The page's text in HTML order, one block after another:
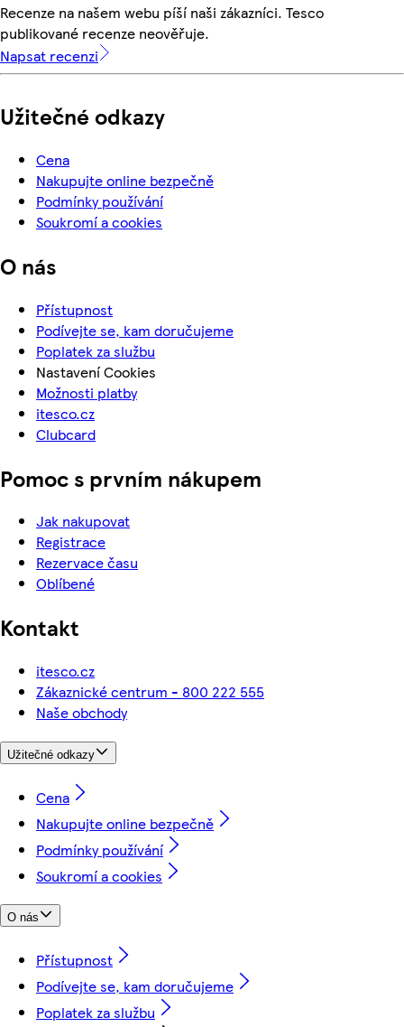
Recenze na našem webu píší naši zákazníci. Tesco
publikované recenze neověřuje.
Napsat recenzi
Užitečné odkazy
Cena
Nakupujte online bezpečně
Podmínky používání
Soukromí a cookies
O nás
Přístupnost
Podívejte se, kam doručujeme
Poplatek za službu
Nastavení Cookies
Možnosti platby
itesco.cz
Clubcard
Pomoc s prvním nákupem
Jak nakupovat
Registrace
Rezervace času
Oblíbené
Kontakt
itesco.cz
Zákaznické centrum - 800 222 555
Naše obchody
Užitečné odkazy
Cena
Nakupujte online bezpečně
Podmínky používání
Soukromí a cookies
O nás
Přístupnost
Podívejte se, kam doručujeme
Poplatek za službu